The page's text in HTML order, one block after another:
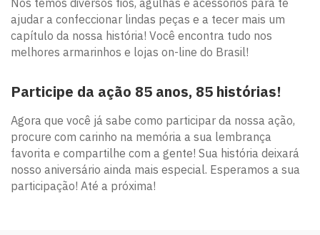
ajudar a confeccionar lindas peças e a tecer mais um
capítulo da nossa história! Você encontra tudo nos
melhores armarinhos e lojas on-line do Brasil!
Participe da ação 85 anos, 85 histórias!
Agora que você já sabe como participar da nossa ação,
procure com carinho na memória a sua lembrança
favorita e compartilhe com a gente! Sua história deixará
nosso aniversário ainda mais especial. Esperamos a sua
participação! Até a próxima!